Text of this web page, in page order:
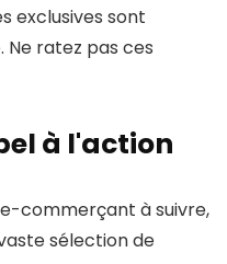
exclusives sont
Ne ratez pas ces
à l'action
e-commerçant à suivre,
sélection de